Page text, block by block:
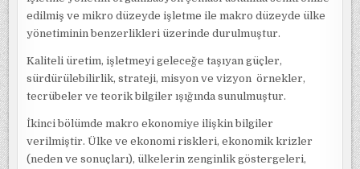
edilmiş ve mikro düzeyde işletme ile makro düzeyde ülke
yönetiminin benzerlikleri üzerinde durulmuştur.
Kaliteli üretim, işletmeyi geleceğe taşıyan güçler,
sürdürülebilirlik, strateji, misyon ve vizyon örnekler,
tecrübeler ve teorik bilgiler ışığında sunulmuştur.
İkinci bölümde makro ekonomiye ilişkin bilgiler
verilmiştir. Ülke ve ekonomi riskleri, ekonomik krizler
(neden ve sonuçları), ülkelerin zenginlik göstergeleri,